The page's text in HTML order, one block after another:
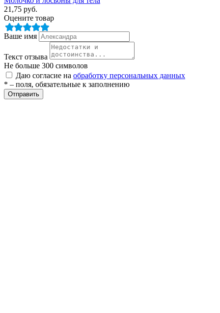
21,75 руб.
Оцените товар
Ваше имя
Текст отзыва
Не больше 300 символов
Даю согласие на обработку персональных данных
* – поля, обязательные к заполнению
Отправить